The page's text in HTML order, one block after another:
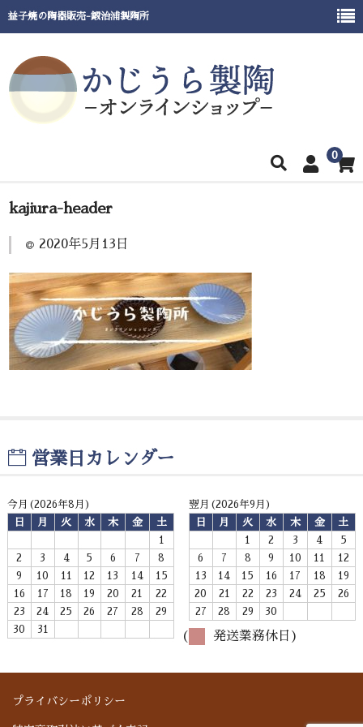
益子焼の陶器販売-鍛治浦製陶所
0
ホーム
商品一覧
窯元紹介
催事出展情報
ご利用ガイド
kajiura-header
2020年5月13日
営業日カレンダー
今月(2026年8月)
日
月 火 水 木 金
土
1
2
3 4 5 6 7
8
9
10 11 12 13 14
15
16
17 18 19 20 21
22
23
24 25 26 27 28
29
30
31
翌月(2026年9月)
日
月 火 水 木 金
土
1
2 3 4
5
6
7 8 9 10 11
12
13
14 15 16 17 18
19
20
21 22 23 24 25
26
27
28 29 30
( 発送業務休日)
プライバシーポリシー